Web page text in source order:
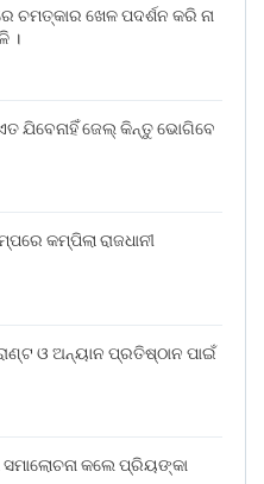
ଚମତ୍କାର ଖେଳ ପଦର୍ଶନ କରି ନା
।
ଯିବେନାହିଁ ଜେଲ୍ କିନ୍ତୁ ଭୋଗିବେ
କମ୍ପିଲା ରାଜଧାନୀ
ଓ ଅନ୍ୟାନ ପ୍ରତିଷ୍ଠାନ ପାଇଁ
କଲେ ପ୍ରିୟଙ୍କା